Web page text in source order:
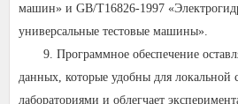
машин» и GB/T16826-1997
универсальные тестовые машины».
9. Программное обеспечение
данных, которые удобны для локальной
лабораториями и облегчает